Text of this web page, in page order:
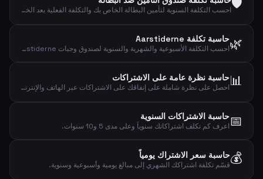
احسب التكلفة السنوية لتأمين البطالة الخاص بك والتكلفة الفعلية بعد الخصم الضريبي.
🌿حاسبة تكلفة Aarstiderne
احسب التكلفة الأسبوعية والشهرية والسنوية لصندوق وجبات Aarstiderne.
📊حاسبة نظرة عامة على الاشتراكات
احصل على نظرة شاملة على إنفاقك على الاشتراكات عبر الهاتف والإنترنت والبث والرياضة والموسيقى والأخبار.
📅حاسبة الاشتراكات السنوية
اعرف كم تكلف اشتراكاتك سنوياً وعلى مدى 5 و10 سنوات.
💰حاسبة سعر الاشتراك يومياً
قسّم تكلفة اشتراكك الشهري إلى مبالغ يومية وأسبوعية وسنوية.